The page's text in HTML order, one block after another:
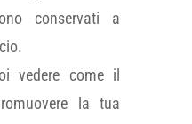
conservati a
vedere come il
la tua